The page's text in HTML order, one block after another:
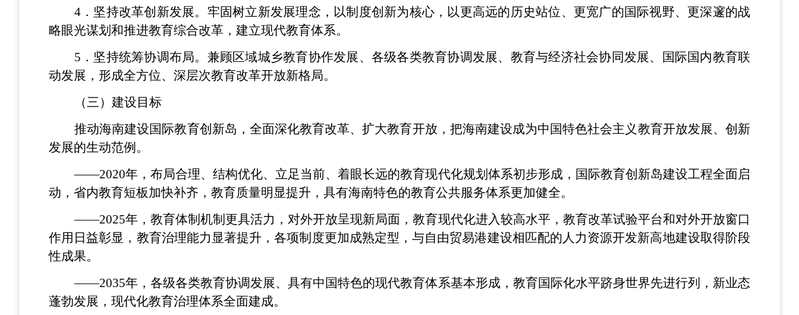
4 ．坚持改革创新发展。牢固树立新发展理念，以制度创新为核心，以更高远的历史站位、更宽广的国际视野、更深邃的战
略眼光谋划和推进教育综合改革，建立现代教育体系。
5 ．坚持统筹协调布局。兼顾区域城乡教育协作发展、各级各类教育协调发展、教育与经济社会协同发展、国际国内教育联
动发展，形成全方位、深层次教育改革开放新格局。
（三）建设目标
推动海南建设国际教育创新岛，全面深化教育改革、扩大教育开放，把海南建设成为中国特色社会主义教育开放发展、创新
发展的生动范例。
——2020年，布局合理、结构优化、立足当前、着眼长远的教育现代化规划体系初步形成，国际教育创新岛建设工程全面启
动，省内教育短板加快补齐，教育质量明显提升，具有海南特色的教育公共服务体系更加健全。
——2025年，教育体制机制更具活力，对外开放呈现新局面，教育现代化进入较高水平，教育改革试验平台和对外开放窗口
作用日益彰显，教育治理能力显著提升，各项制度更加成熟定型，与自由贸易港建设相匹配的人力资源开发新高地建设取得阶段
性成果。
——2035年，各级各类教育协调发展、具有中国特色的现代教育体系基本形成，教育国际化水平跻身世界先进行列，新业态
蓬勃发展，现代化教育治理体系全面建成。